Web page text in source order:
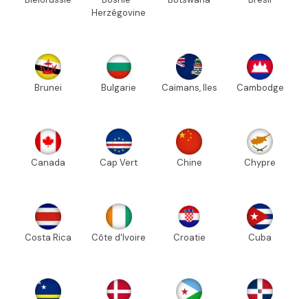
Herzégovine
Brunei Bulgarie Caïmans, Iles Cambodge
Canada Cap Vert Chine Chypre
Costa Rica Côte d'Ivoire Croatie Cuba